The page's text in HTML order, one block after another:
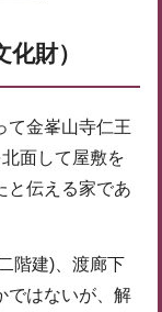
財）
て金峯山寺仁王
面して屋敷を
と伝える家であ
階建)、渡廊下
ではないが、解